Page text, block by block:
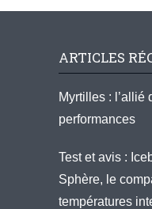
ARTICLES
Myrtilles : l’allié
performances
Test et avis :
Sphère, le
températures